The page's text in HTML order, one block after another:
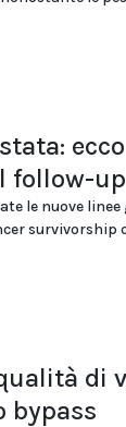
follow-up
le nuove linee
survivorship
di
bypass